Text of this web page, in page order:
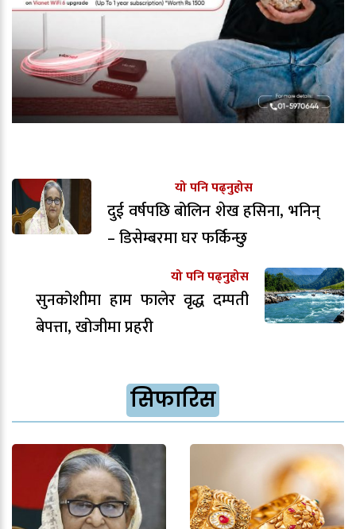
यो पनि पढ्नुहोस
दुई वर्षपछि बोलिन शेख हसिना, भनिन्
– डिसेम्बरमा घर फर्किन्छु
यो पनि पढ्नुहोस
सुनकोशीमा हाम फालेर वृद्ध दम्पती
बेपत्ता, खोजीमा प्रहरी
सिफारिस